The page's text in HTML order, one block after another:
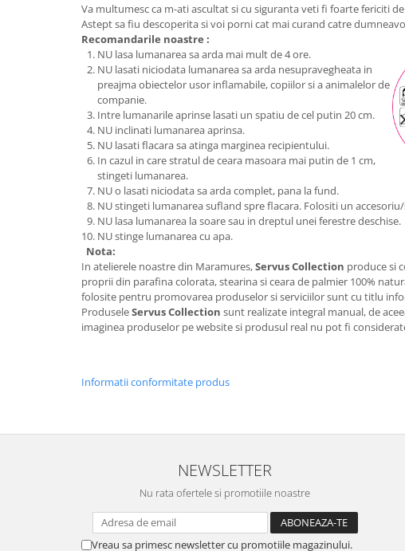
Va multumesc ca m-ati ascultat si cu siguranta veti fi foarte fericiti
Astept sa fiu descoperita si voi porni cat mai curand catre
Recomandarile noastre :
NU lasa lumanarea sa arda mai mult de 4 ore.
NU lasati niciodata lumanarea sa arda nesupravegheata in
preajma obiectelor usor inflamabile, copiilor si a animalelor de
companie.
Intre lumanarile aprinse lasati un spatiu de cel putin 20 cm.
NU inclinati lumanarea aprinsa.
NU lasati flacara sa atinga marginea recipientului.
In cazul in care stratul de ceara masoara mai putin de 1 cm,
stingeti lumanarea.
NU o lasati niciodata sa arda complet, pana la fund.
NU stingeti lumanarea sufland spre flacara. Folositi un
NU lasa lumanarea la soare sau in dreptul unei ferestre deschise.
NU stinge lumanarea cu apa.
Nota:
In atelierele noastre din Maramures,Servus Collection produce si
proprii din parafina colorata, stearina si ceara de palmier 100%
folosite pentru promovarea produselor si serviciilor sunt cu titlu
ProduseleServus Collection sunt realizate integral manual, de
imaginea produselor pe website si produsul real nu pot fi
Informatii conformitate produs
NEWSLETTER
Nu rata ofertele si promotiile noastre
Vreau sa primesc newsletter cu promotiile magazinului.